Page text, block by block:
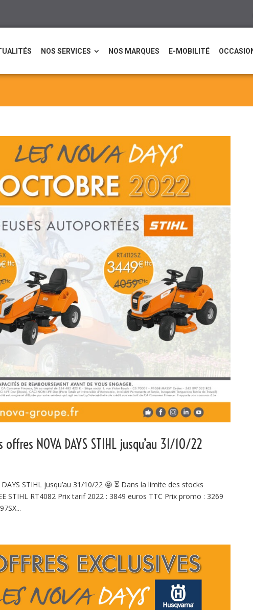
NOS SERVICES NOS MARQUES E-MOBILITÉ
DAYS STIHL jusqu’au 31/10/22
STIHL jusqu’au 31/10/22 🤩 ⏳ Dans la limite des stocks
STIHL RT4082 Prix tarif 2022 : 3849 euros TTC Prix promo : 3269